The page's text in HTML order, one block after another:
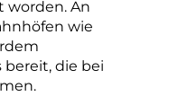
worden. An
wie
die bei